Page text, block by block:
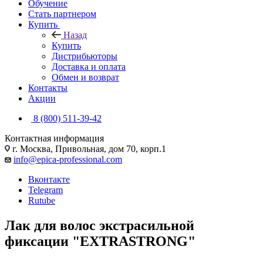
Обучение
Стать партнером
Купить
Назад
Купить
Дистрибьюторы
Доставка и оплата
Обмен и возврат
Контакты
Акции
8 (800) 511-39-42
Контактная информация
г. Москва, Привольная, дом 70, корп.1
info@epica-professional.com
Вконтакте
Telegram
Rutube
Лак для волос экстрасильной
фиксации "EXTRASTRONG"